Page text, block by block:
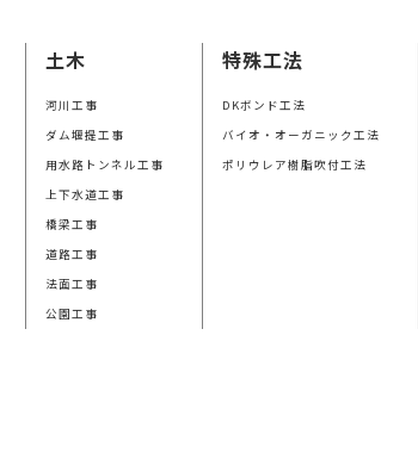
土木
河川工事
ダム堰提工事
用水路トンネル工事
上下水道工事
橋梁工事
道路工事
法面工事
公園工事
特殊工法
DKボンド工法
バイオ・オーガニック工法
ポリウレア樹脂吹付工法